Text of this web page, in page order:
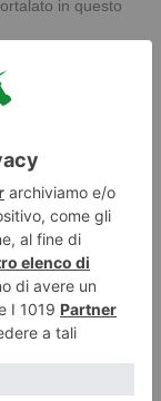
in questo
questa bella
sulle acque del